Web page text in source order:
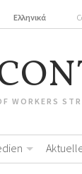
Ελληνικά
WORKERS